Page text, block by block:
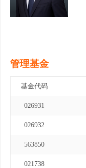
管理基金
基金代码
026931
026932
563850
021738